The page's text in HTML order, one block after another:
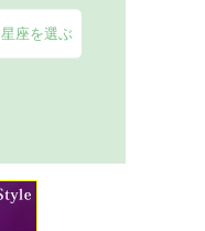
星座を選ぶ